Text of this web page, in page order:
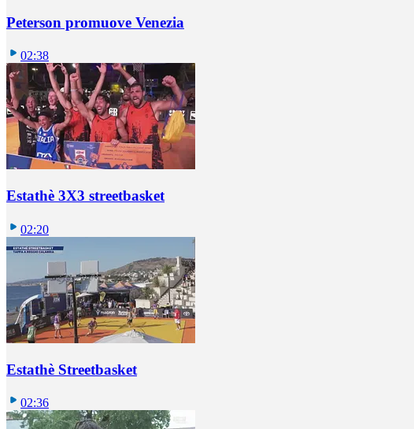
Peterson promuove Venezia
02:38
Estathè 3X3 streetbasket
02:20
Estathè Streetbasket
02:36